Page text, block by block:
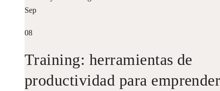
Sep
08
Training: herramientas de
productividad para